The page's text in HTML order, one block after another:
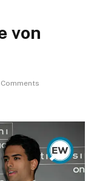
von